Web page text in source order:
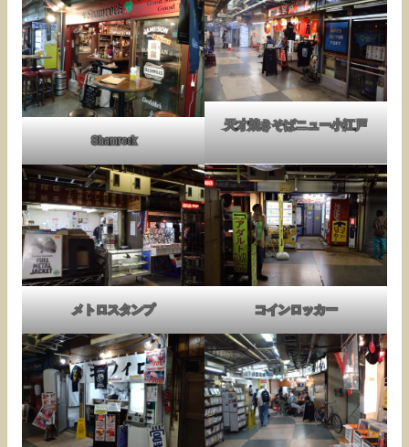
Shamrock
天才焼きそばニュー小江戸
メトロスタンプ コインロッカー